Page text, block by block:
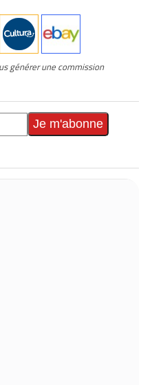
générer une commission